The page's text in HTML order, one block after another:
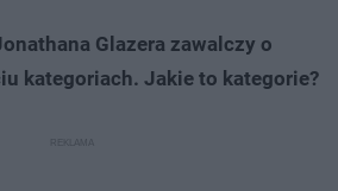
Glazera zawalczy o
kategoriach. Jakie to kategorie?